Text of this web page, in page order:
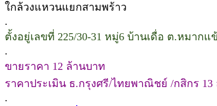
ใกล้วงแหวนแยกสามพร้าว
.
ตั้งอยู่เลขที่ 225/30-31 หมู่6 บ้านเดื่อ ต.หมากแ
.
ขายราคา 12 ล้านบาท
ราคาประเมิน ธ.กรุงศรี/ไทยพาณิชย์ /กสิกร 13
.